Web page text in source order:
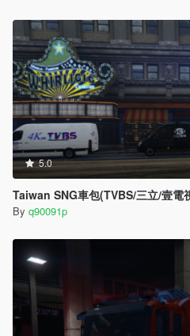
5.0
Taiwan SNG車包(TVBS/三立/壹電
By q90091p